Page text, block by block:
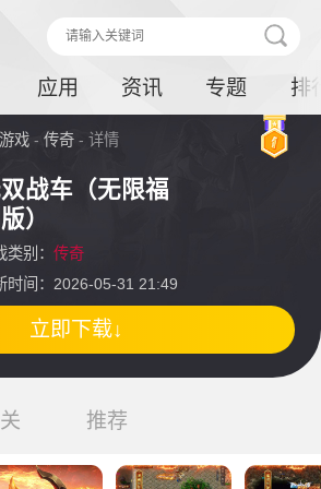
应用 资讯 专题 排
游戏 -传奇 - 详情
战车（无限福
）
类别： 传奇
时间：2026-05-31 21:49
立即下载↓
推荐